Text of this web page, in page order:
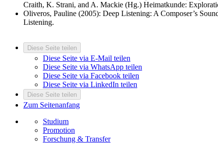
Craith, K. Strani, and A. Mackie (Hg.) Heimatkunde:
Oliveros, Pauline (2005): Deep Listening: A Composer’s
Listening.
Diese Seite teilen
Diese Seite via E-Mail teilen
Diese Seite via WhatsApp teilen
Diese Seite via Facebook teilen
Diese Seite via LinkedIn teilen
Diese Seite teilen
Zum Seitenanfang
Studium
Promotion
Forschung & Transfer